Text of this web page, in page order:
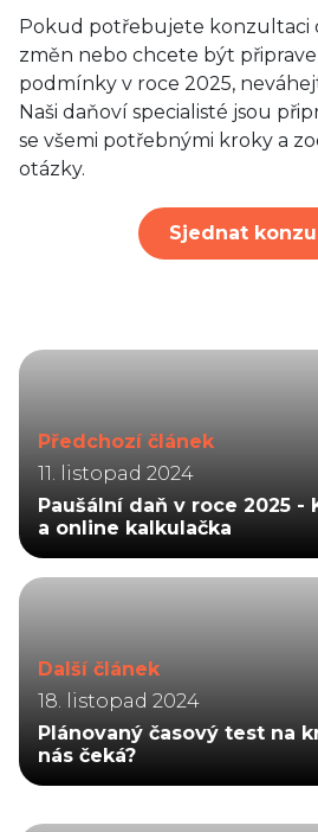
Pokud potřebujete konzultaci
změn nebo chcete být
podmínky v roce 2025,
Naši daňoví specialisté jsou
se všemi potřebnými kroky a
otázky.
Sjednat
Předchozí článek
11. listopad 2024
Paušální daň v roce 2025 -
a online kalkulačka
Další článek
18. listopad 2024
Plánovaný časový test na
nás čeká?